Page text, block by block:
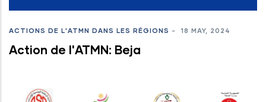
ACTIONS DE L'ATMN DANS LES RÉGIONS - 18 MAY, 2024
Action de l'ATMN: Beja